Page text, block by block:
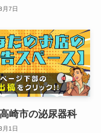
月7日
崎市の泌尿器科
月1日